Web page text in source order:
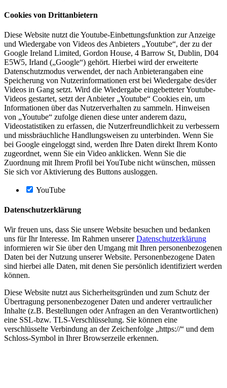
Cookies von Drittanbietern
Diese Website nutzt die Youtube-Einbettungsfunktion zur Anzeige
und Wiedergabe von Videos des Anbieters „Youtube“, der zu der
Google Ireland Limited, Gordon House, 4 Barrow St, Dublin, D04
E5W5, Irland („Google“) gehört. Hierbei wird der erweiterte
Datenschutzmodus verwendet, der nach Anbieterangaben eine
Speicherung von Nutzerinformationen erst bei Wiedergabe des/der
Videos in Gang setzt. Wird die Wiedergabe eingebetteter Youtube-
Videos gestartet, setzt der Anbieter „Youtube“ Cookies ein, um
Informationen über das Nutzerverhalten zu sammeln. Hinweisen
von „Youtube“ zufolge dienen diese unter anderem dazu,
Videostatistiken zu erfassen, die Nutzerfreundlichkeit zu verbessern
und missbräuchliche Handlungsweisen zu unterbinden. Wenn Sie
bei Google eingeloggt sind, werden Ihre Daten direkt Ihrem Konto
zugeordnet, wenn Sie ein Video anklicken. Wenn Sie die
Zuordnung mit Ihrem Profil bei YouTube nicht wünschen, müssen
Sie sich vor Aktivierung des Buttons ausloggen.
YouTube
Datenschutzerklärung
Wir freuen uns, dass Sie unsere Website besuchen und bedanken
uns für Ihr Interesse. Im Rahmen unsererDatenschutzerklärung
informieren wir Sie über den Umgang mit Ihren personenbezogenen
Daten bei der Nutzung unserer Website. Personenbezogene Daten
sind hierbei alle Daten, mit denen Sie persönlich identifiziert werden
können.
Diese Website nutzt aus Sicherheitsgründen und zum Schutz der
Übertragung personenbezogener Daten und anderer vertraulicher
Inhalte (z.B. Bestellungen oder Anfragen an den Verantwortlichen)
eine SSL-bzw. TLS-Verschlüsselung. Sie können eine
verschlüsselte Verbindung an der Zeichenfolge „https://“ und dem
Schloss-Symbol in Ihrer Browserzeile erkennen.